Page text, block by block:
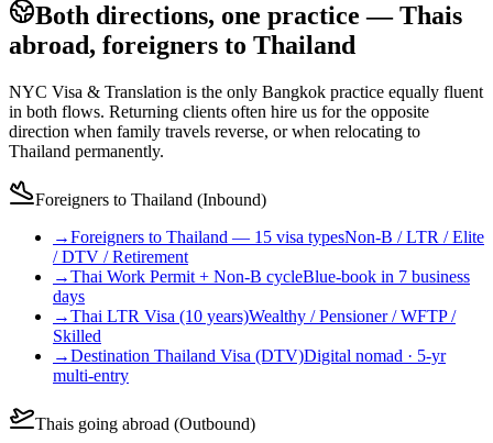
Both directions, one practice — Thais
abroad, foreigners to Thailand
NYC Visa & Translation is the only Bangkok practice equally fluent
in both flows. Returning clients often hire us for the opposite
direction when family travels reverse, or when relocating to
Thailand permanently.
Foreigners to Thailand (Inbound)
→Foreigners to Thailand — 15 visa typesNon-B / LTR / Elite
/ DTV / Retirement
→Thai Work Permit + Non-B cycleBlue-book in 7 business
days
→Thai LTR Visa (10 years)Wealthy / Pensioner / WFTP /
Skilled
→Destination Thailand Visa (DTV)Digital nomad · 5-yr
multi-entry
Thais going abroad (Outbound)